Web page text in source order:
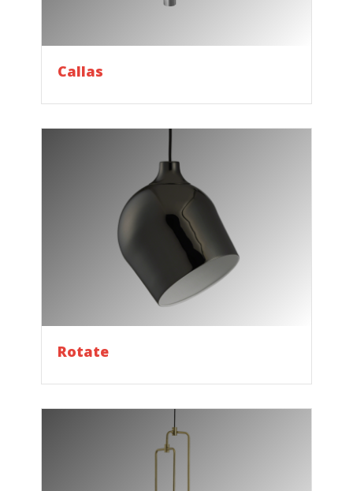
Callas
Rotate